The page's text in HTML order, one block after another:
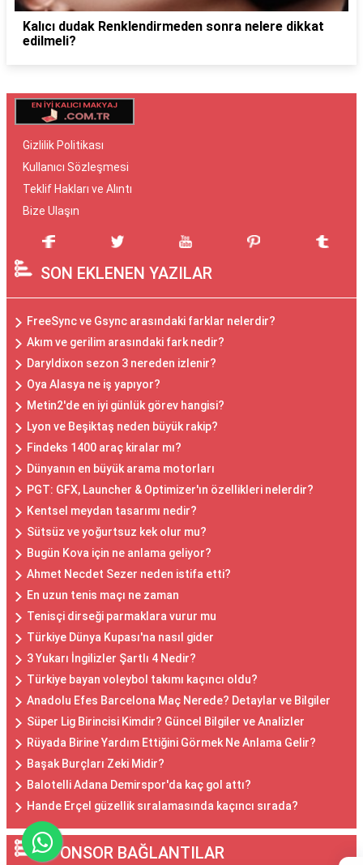
Kalıcı dudak Renklendirmeden sonra nelere dikkat
edilmeli?
Gizlilik Politikası
Kullanıcı Sözleşmesi
Teklif Hakları ve Alıntı
Bize Ulaşın
SON EKLENEN YAZILAR
FreeSync ve Gsync arasındaki farklar nelerdir?
Akım ve gerilim arasındaki fark nedir?
Daryldixon sezon 3 nereden izlenir?
Oya Alasya ne iş yapıyor?
Metin2'de en iyi günlük görev hangisi?
Lyon ve Beşiktaş neden büyük rakip?
Findeks 1400 araç kiralar mı?
Dünyanın en büyük arama motorları
PGT: GFX, Launcher & Optimizer'ın özellikleri nelerdir?
Kentsel meydan tasarımı nedir?
Sütsüz ve yoğurtsuz kek olur mu?
Bugün Kova için ne anlama geliyor?
Ahmet Necdet Sezer neden istifa etti?
En uzun tenis maçı ne zaman
Tenisçi dirseği parmaklara vurur mu
Türkiye Dünya Kupası'na nasıl gider
3 Yukarı İngilizler Şartlı 4 Nedir?
Türkiye bayan voleybol takımı kaçıncı oldu?
Anadolu Efes Barcelona Maç Nerede? Detaylar ve Bilgiler
Süper Lig Birincisi Kimdir? Güncel Bilgiler ve Analizler
Rüyada Birine Yardım Ettiğini Görmek Ne Anlama Gelir?
Başak Burçları Zeki Midir?
Balotelli Adana Demirspor'da kaç gol attı?
Hande Erçel güzellik sıralamasında kaçıncı sırada?
SPONSOR BAĞLANTILAR